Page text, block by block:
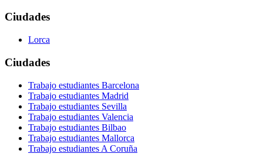
Ciudades
Lorca
Ciudades
Trabajo estudiantes Barcelona
Trabajo estudiantes Madrid
Trabajo estudiantes Sevilla
Trabajo estudiantes Valencia
Trabajo estudiantes Bilbao
Trabajo estudiantes Mallorca
Trabajo estudiantes A Coruña